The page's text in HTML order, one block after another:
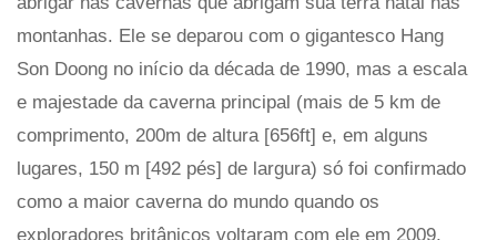
montanhas. Ele se deparou com o gigantesco Hang
Son Doong no início da década de 1990, mas a escala
e majestade da caverna principal (mais de 5 km de
comprimento, 200m de altura [656ft] e, em alguns
lugares, 150 m [492 pés] de largura) só foi confirmado
como a maior caverna do mundo quando os
exploradores britânicos voltaram com ele em 2009.